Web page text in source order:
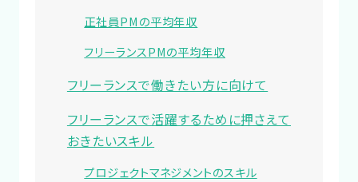
正社員PMの平均年収
フリーランスPMの平均年収
フリーランスで働きたい方に向けて
フリーランスで活躍するために押さえて
おきたいスキル
プロジェクトマネジメントのスキル